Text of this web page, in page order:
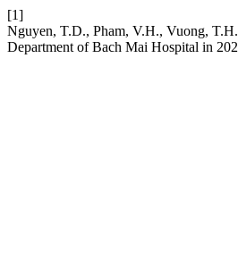
[1]
Nguyen, T.D., Pham, V.H., Vuong,
Department of Bach Mai Hospital in